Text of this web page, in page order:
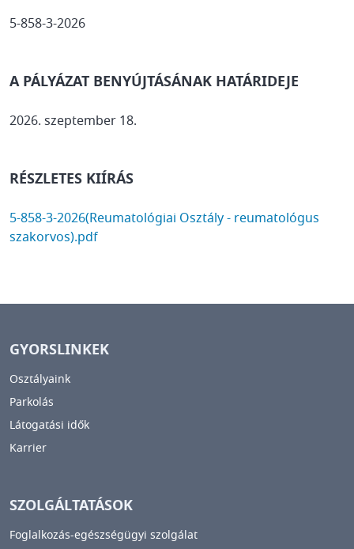
5-858-3-2026
A PÁLYÁZAT BENYÚJTÁSÁNAK HATÁRIDEJE
2026. szeptember 18.
RÉSZLETES KIÍRÁS
DOCUMENT
5-858-3-2026(Reumatológiai Osztály - reumatológus
szakorvos).pdf
GYORSLINKEK
Osztályaink
Parkolás
Látogatási idők
Karrier
SZOLGÁLTATÁSOK
Foglalkozás-egészségügyi szolgálat